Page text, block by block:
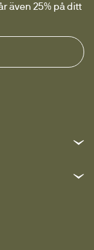
även 25% på ditt